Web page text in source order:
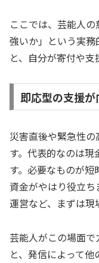
ここでは、芸能人
強いか」という実務
と、自分が寄付や支
即応型の支援が
災害直後や緊急性
す。代表的なのは
す。必要なものが
資金がやはり役立
運営など、まずは現
芸能人がこの場面
と、発信によって